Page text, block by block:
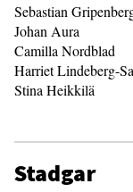
Sebastian
Johan Aura
Camilla Nordblad
Harriet Lindeberg-
Stina Heikkilä
Stadgar